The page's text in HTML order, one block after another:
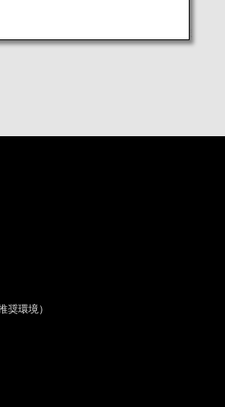
線のご案内（国際線）
る国際線運航路線についてご案内しま
奨環境）